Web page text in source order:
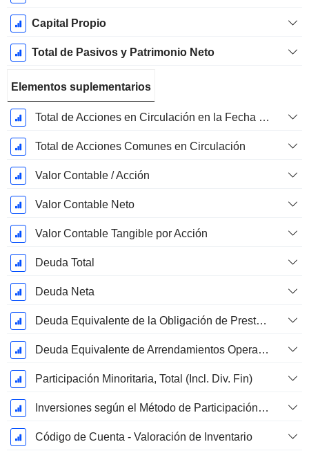
Capital Propio
Total de Pasivos y Patrimonio Neto
Elementos suplementarios
Total de Acciones en Circulación en la Fecha de Presentación
Total de Acciones Comunes en Circulación
Valor Contable / Acción
Valor Contable Neto
Valor Contable Tangible por Acción
Deuda Total
Deuda Neta
Deuda Equivalente de la Obligación de Prestación Proyectada No Financiada
Deuda Equivalente de Arrendamientos Operativos
Participación Minoritaria, Total (Incl. Div. Fin)
Inversiones según el Método de Participación, Total
Código de Cuenta - Valoración de Inventario